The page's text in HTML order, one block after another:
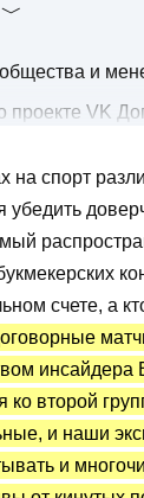
и
проекте VK
и платных
матчи от
и отзывы
и недостатки
на спорт
убедить
счете, а
инсайдера
ко второй
и наши
и